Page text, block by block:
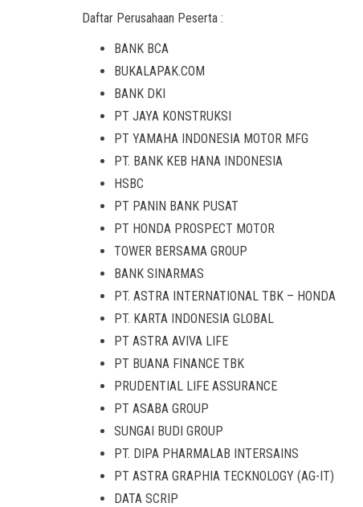
Daftar Perusahaan Peserta :
BANK BCA
BUKALAPAK.COM
BANK DKI
PT JAYA KONSTRUKSI
PT YAMAHA INDONESIA MOTOR MFG
PT. BANK KEB HANA INDONESIA
HSBC
PT PANIN BANK PUSAT
PT HONDA PROSPECT MOTOR
TOWER BERSAMA GROUP
BANK SINARMAS
PT. ASTRA INTERNATIONAL TBK – HONDA
PT. KARTA INDONESIA GLOBAL
PT ASTRA AVIVA LIFE
PT BUANA FINANCE TBK
PRUDENTIAL LIFE ASSURANCE
PT ASABA GROUP
SUNGAI BUDI GROUP
PT. DIPA PHARMALAB INTERSAINS
PT ASTRA GRAPHIA TECKNOLOGY (AG-IT)
DATA SCRIP